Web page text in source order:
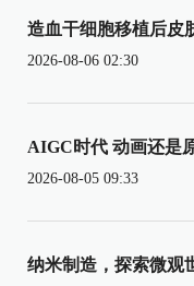
造血干细胞移植后皮
2026-08-06 02:30
AIGC时代 动画还是
2026-08-05 09:33
纳米制造，探索微观